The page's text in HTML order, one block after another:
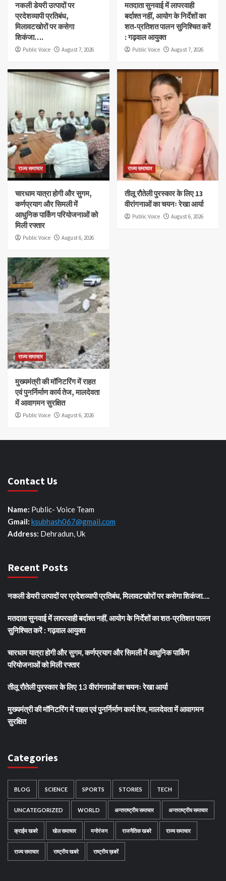
नकली डेयरी उत्पादों पर
प्रदेशव्यापी प्रतिबंध,
मिलावटखोरों पर कसेगा
शिकंजा….
Public Voice August 7, 2026
मतदाता सुनवाई में लापरवाही
बर्दाश्त नहीं, आयोग के निर्देशों का
शत-प्रतिशत पालन सुनिश्चित करें
: गढ़वाल आयुक्त
Public Voice August 7, 2026
राज्य समाचार
चारधाम यात्रा होगी और सुगम,
कर्णप्रयाग और सिमली में
आधुनिक पार्किंग परियोजनाओं को
मिली रफ्तार
Public Voice August 6, 2026
राज्य समाचार
तीलू रौतेली पुरस्कार के लिए 13
वीरांगनाओं का चयनः रेखा आर्या
Public Voice August 6, 2026
राज्य समाचार
मुख्यमंत्री की मॉनिटरिंग में राहत
एवं पुनर्निर्माण कार्य तेज, मालदेवता
में आवागमन सुरक्षित
Public Voice August 6, 2026
Contact Us
Name: Public- Voice Team
Gmail: ksubhash067@gmail.com
Address: Dehradun, Uk
Recent Posts
नकली डेयरी उत्पादों पर प्रदेशव्यापी प्रतिबंध, मिलावटखोरों पर कसेगा शिकंजा….
मतदाता सुनवाई में लापरवाही बर्दाश्त नहीं, आयोग के निर्देशों का शत-प्रतिशत पालन
सुनिश्चित करें : गढ़वाल आयुक्त
चारधाम यात्रा होगी और सुगम, कर्णप्रयाग और सिमली में आधुनिक पार्किंग
परियोजनाओं को मिली रफ्तार
तीलू रौतेली पुरस्कार के लिए 13 वीरांगनाओं का चयनः रेखा आर्या
मुख्यमंत्री की मॉनिटरिंग में राहत एवं पुनर्निर्माण कार्य तेज, मालदेवता में आवागमन
सुरक्षित
Categories
BLOG SCIENCE SPORTS STORIES TECH
UNCATEGORIZED WORLD अन्तराष्ट्रीय समाचार अन्तराष्ट्रीय समाचार
क्राईम खबरे खेल समाचार मनोरंजन राजनैतिक खबरे राज्य समाचार
राज्य समाचार राष्ट्रीय खबरे राष्ट्रीय ख़बरें